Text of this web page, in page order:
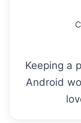
Keeping a
Android